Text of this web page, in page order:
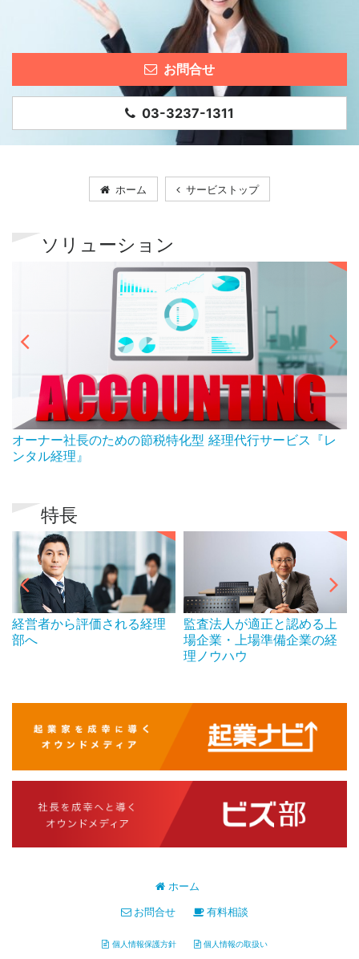
お問合せ
03-3237-1311
ホーム サービストップ
ソリューション
オーナー社長のための節税特化型 経理代行サービス『レ
ンタル経理』
特長
経営者から評価される経理
部へ
監査法人が適正と認める上
場企業・上場準備企業の経
理ノウハウ
ホーム
お問合せ
有料相談
個人情報保護方針 個人情報の取扱い